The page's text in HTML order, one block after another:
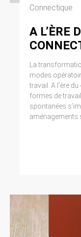
Connectique
A L’ÈRE
La
modes
travail. A l’ère
formes de
spontanées
aménagements